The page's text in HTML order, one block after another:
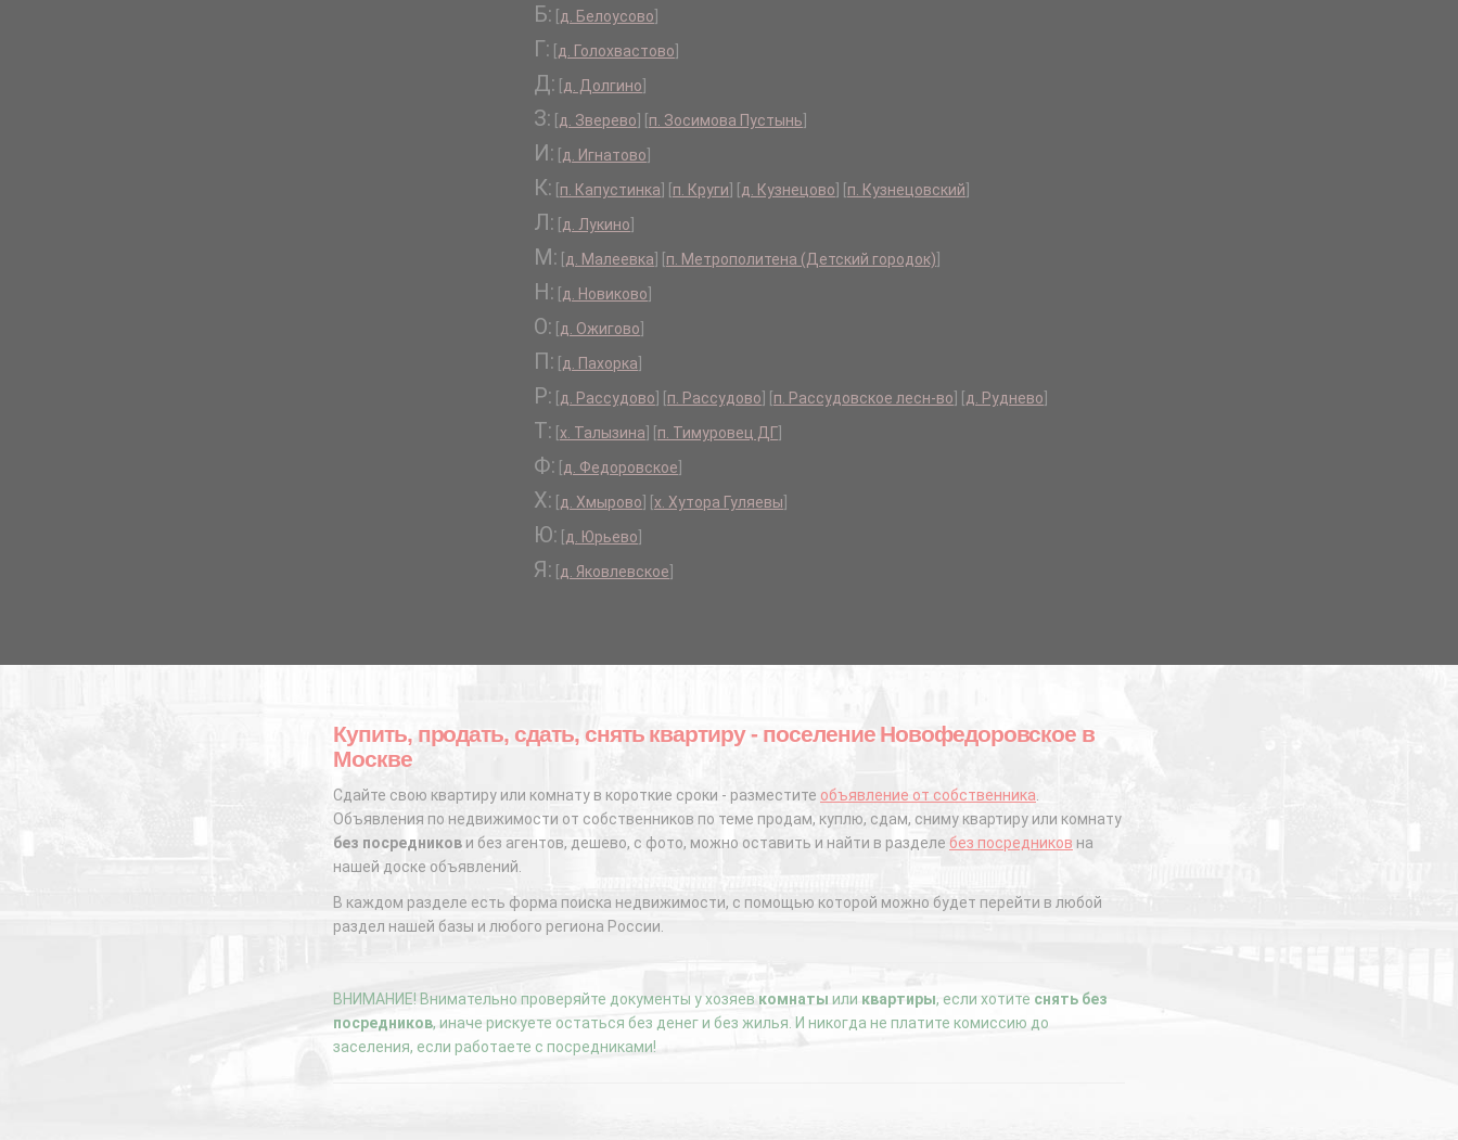
Б: д. Белоусово
Г: д. Голохвастово
Д: д. Долгино
З: д. Зверево п. Зосимова Пустынь
И: д. Игнатово
К: п. Капустинка п. Круги д. Кузнецово п. Кузнецовский
Л: д. Лукино
М: д. Малеевка п. Метрополитена (Детский городок)
Н: д. Новиково
О: д. Ожигово
П: д. Пахорка
Р: д. Рассудово п. Рассудово п. Рассудовское лесн-во д. Руднево
Т: х. Талызина п. Тимуровец ДГ]
Ф: д. Федоровское
Х: д. Хмырово х. Хутора Гуляевы
Ю: д. Юрьево
Я: д. Яковлевское
Купить, продать, сдать, снять квартиру - поселение Новофедоровское в
Москве
Сдайте свою квартиру или комнату в короткие сроки - разместите объявление от собственника
Объявления по недвижимости от собственников по теме продам, куплю, сдам, сниму квартиру или комнату
без посредникови без агентов, дешево, с фото, можно оставить и найти в разделе без посредников на
нашей доске объявлений.
В каждом разделе есть форма поиска недвижимости, с помощью которой можно будет перейти в любой
раздел нашей базы и любого региона России.
ВНИМАНИЕ! Внимательно проверяйте документы у хозяев комнаты или квартиры, если хотите снять без
посредников, иначе рискуете остаться без денег и без жилья. И никогда не платите комиссию до
заселения, если работаете с посредниками!